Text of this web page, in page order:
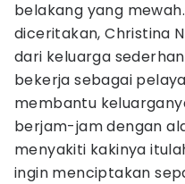
belakang yang
diceritakan, Christina
dari keluarga
bekerja sebagai
membantu
berjam-jam dengan
menyakiti kakinya
ingin menciptakan